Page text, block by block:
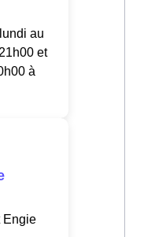
au
et
à
Engie